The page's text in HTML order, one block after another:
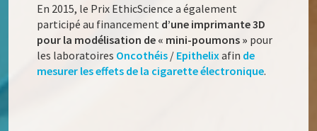
En 2015, le Prix EthicScience a également
participé au financement d’une imprimante 3D
pour la modélisation de « mini-poumons » pour
les laboratoires Oncothéis / Epithelixafin de
mesurer les effets de la cigarette électronique.